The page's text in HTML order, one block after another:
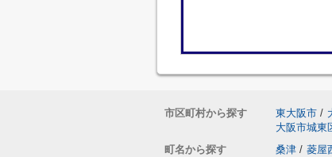
市区町村から探す 東大阪市 /
大阪市城東
町名から探す
桑津 / 菱屋